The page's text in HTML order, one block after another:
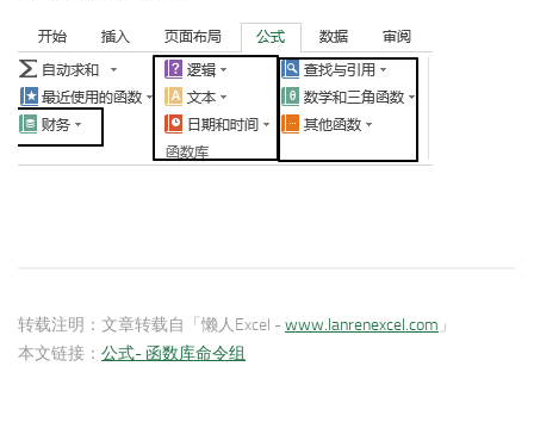
转载注明： 文章转载自「懒人Excel -www.lanrenexcel.com 」
本文链接： 公式- 函数库命令组